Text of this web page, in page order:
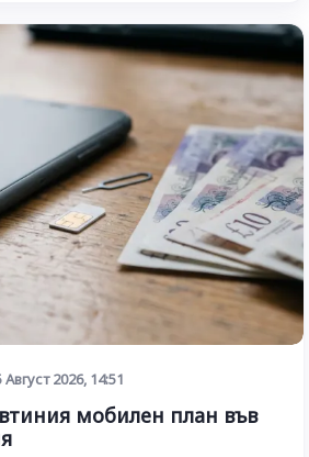
Август 2026, 14:51
мобилен план във